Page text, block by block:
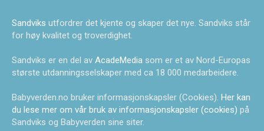
Sandviks utfordrer det kjente og skaper det nye. Sandviks står
for høy kvalitet og troverdighet.
Sandviks er en del av AcadeMedia som er et av Nord-Europas
største utdanningsselskaper med ca 18 000 medarbeidere.
Babyverden.no bruker informasjonskapsler (Cookies). Her kan
du lese mer om vår bruk av informasjonskapsler (cookies) på
Sandviks og Babyverden sine siter.